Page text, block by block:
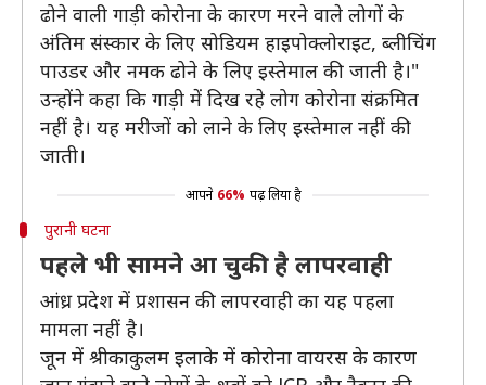
ढोने वाली गाड़ी कोरोना के कारण मरने वाले लोगों के
अंतिम संस्कार के लिए सोडियम हाइपोक्लोराइट, ब्लीचिंग
पाउडर और नमक ढोने के लिए इस्तेमाल की जाती है।"
उन्होंने कहा कि गाड़ी में दिख रहे लोग कोरोना संक्रमित
नहीं है। यह मरीजों को लाने के लिए इस्तेमाल नहीं की
जाती।
आपने 66% पढ़ लिया है
पुरानी घटना
पहले भी सामने आ चुकी है लापरवाही
आंध्र प्रदेश में प्रशासन की लापरवाही का यह पहला
मामला नहीं है।
जून में श्रीकाकुलम इलाके में कोरोना वायरस के कारण